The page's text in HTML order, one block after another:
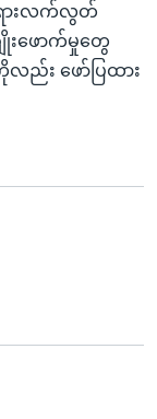
ားလက်လွတ်
းဖောက်မှုတွေ
လည်း ဖော်ပြထား